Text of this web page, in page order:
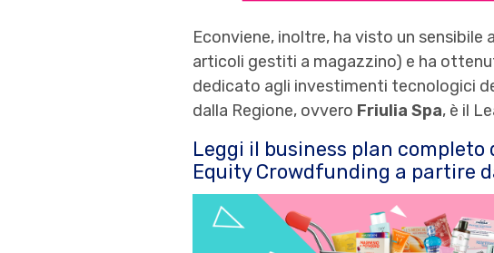
Econviene, inoltre, ha visto un
articoli gestiti a magazzino) e ha
dedicato agli investimenti tecnologici
dalla Regione, ovvero Friulia Spa, è il
Leggi il business plan
Equity Crowdfunding a partire